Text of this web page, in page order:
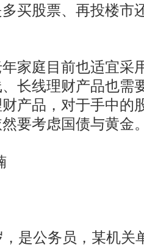
买股票、再投楼市
庭目前也适宜采
长线理财产品也需
产品，对于手中的
要考虑国债与黄金
公务员，某机关